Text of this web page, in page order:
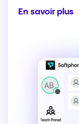
En savoir plus